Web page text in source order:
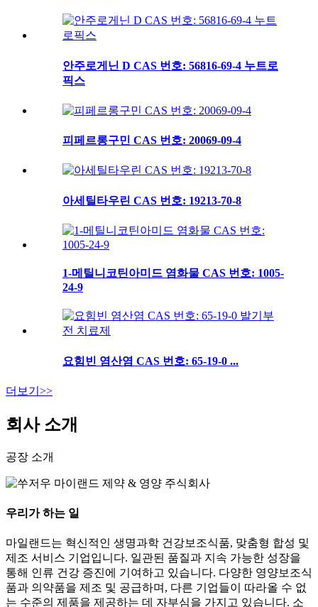
안주로게닌 D CAS 번호: 56816-69-4 누트로
픽스
피페르롱구민 CAS 번호: 20069-09-4
아세틸타우린 CAS 번호: 19213-70-8
1-메틸니코틴아미드 염화물 CAS 번호: 1005-
24-9
요힘빈 염산염 CAS 번호: 65-19-0 ...
더보기>>
회사 소개
공장 소개
우리가 하는 일
마일랜드는 혁신적인 생명과학 건강보조식품, 맞춤형 합성 및
제조 서비스 기업입니다. 일관된 품질과 지속 가능한 성장을
통해 인류 건강 증진에 기여하고 있습니다. 다양한 영양보조식
품과 의약품을 제조 및 공급하며, 다른 기업들이 따라올 수 없
는 수준의 제품을 제공하는 데 자부심을 가지고 있습니다. 소